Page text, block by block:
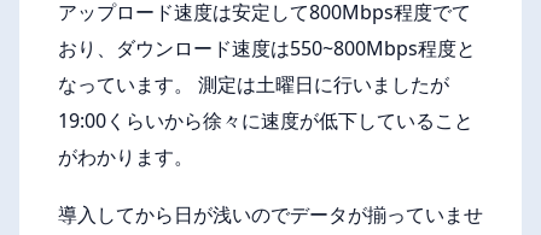
アップロード速度は安定して800Mbps程度でて
おり、ダウンロード速度は550~800Mbps程度と
なっています。 測定は土曜日に行いましたが
19:00くらいから徐々に速度が低下していること
がわかります。
導入してから日が浅いのでデータが揃っていませ